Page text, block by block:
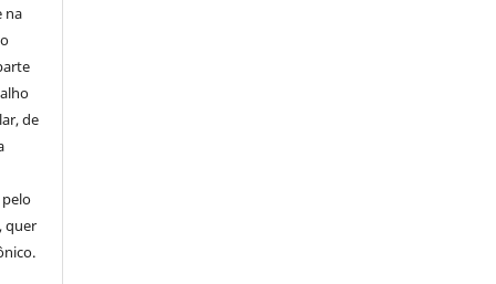
na
de
quer